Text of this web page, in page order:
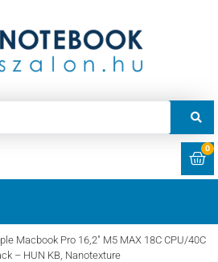
0
Macbook Pro 16,2″ M5 MAX 18C CPU/40C
– HUN KB, Nanotexture